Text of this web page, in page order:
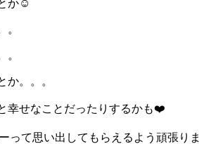
か☺️
。
。
か。。。
幸せなことだったりするかも❤️
って思い出してもらえるよう頑張